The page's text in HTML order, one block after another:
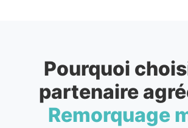
Pourquoi
partenaire
Remorquage